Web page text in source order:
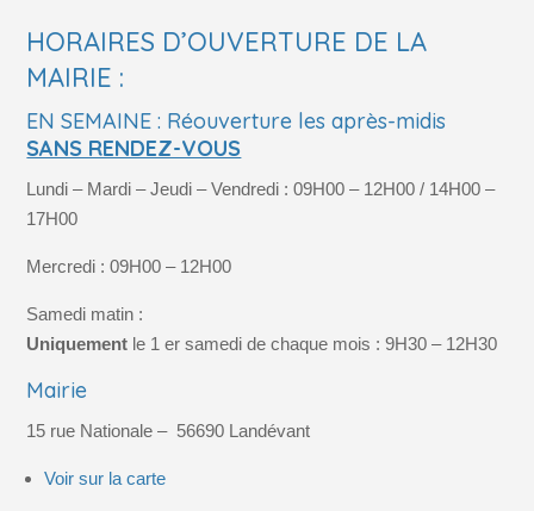
HORAIRES D’OUVERTURE DE LA
MAIRIE :
EN SEMAINE : Réouverture les après-midis
SANS RENDEZ-VOUS
Lundi – Mardi – Jeudi – Vendredi : 09H00 – 12H00 / 14H00 –
17H00
Mercredi : 09H00 – 12H00
Samedi matin :
Uniquement le 1 er samedi de chaque mois : 9H30 – 12H30
Mairie
15 rue Nationale – 56690 Landévant
Voir sur la carte